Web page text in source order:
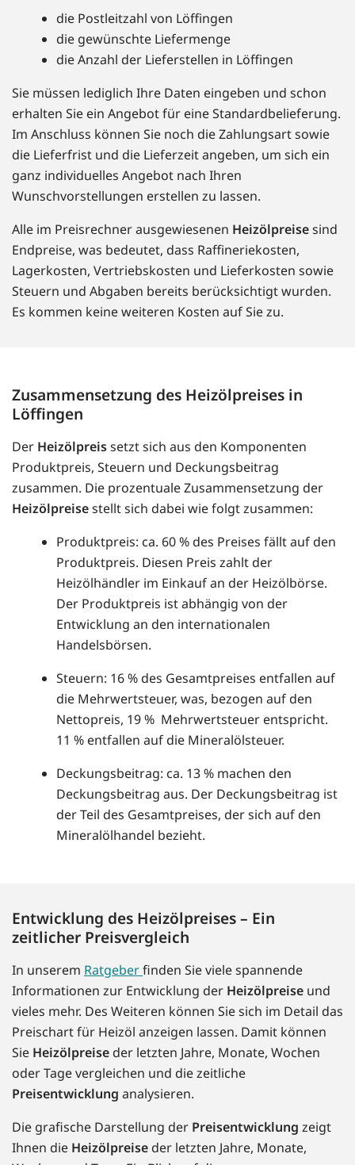
die Postleitzahl von Löffingen
die gewünschte Liefermenge
die Anzahl der Lieferstellen in Löffingen
Sie müssen lediglich Ihre Daten eingeben und schon
erhalten Sie ein Angebot für eine Standardbelieferung.
Im Anschluss können Sie noch die Zahlungsart sowie
die Lieferfrist und die Lieferzeit angeben, um sich ein
ganz individuelles Angebot nach Ihren
Wunschvorstellungen erstellen zu lassen.
Alle im Preisrechner ausgewiesenen Heizölpreisesind
Endpreise, was bedeutet, dass Raffineriekosten,
Lagerkosten, Vertriebskosten und Lieferkosten sowie
Steuern und Abgaben bereits berücksichtigt wurden.
Es kommen keine weiteren Kosten auf Sie zu.
Zusammensetzung des Heizölpreises in
Löffingen
Der Heizölpreissetzt sich aus den Komponenten
Produktpreis, Steuern und Deckungsbeitrag
zusammen. Die prozentuale Zusammensetzung der
Heizölpreisestellt sich dabei wie folgt zusammen:
Produktpreis: ca. 60 % des Preises fällt auf den
Produktpreis. Diesen Preis zahlt der
Heizölhändler im Einkauf an der Heizölbörse.
Der Produktpreis ist abhängig von der
Entwicklung an den internationalen
Handelsbörsen.
Steuern: 16 % des Gesamtpreises entfallen auf
die Mehrwertsteuer, was, bezogen auf den
Nettopreis, 19 % Mehrwertsteuer entspricht.
11 % entfallen auf die Mineralölsteuer.
Deckungsbeitrag: ca. 13 % machen den
Deckungsbeitrag aus. Der Deckungsbeitrag ist
der Teil des Gesamtpreises, der sich auf den
Mineralölhandel bezieht.
Entwicklung des Heizölpreises – Ein
zeitlicher Preisvergleich
In unserem Ratgeberfinden Sie viele spannende
Informationen zur Entwicklung der Heizölpreise und
vieles mehr. Des Weiteren können Sie sich im Detail das
Preischart für Heizöl anzeigen lassen. Damit können
Sie Heizölpreise der letzten Jahre, Monate, Wochen
oder Tage vergleichen und die zeitliche
Preisentwicklung analysieren.
Die grafische Darstellung der Preisentwicklung zeigt
Ihnen die Heizölpreise der letzten Jahre, Monate,